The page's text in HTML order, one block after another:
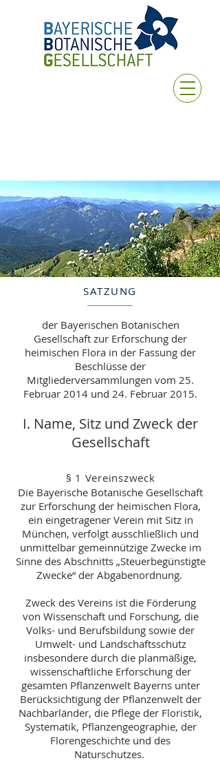
SATZUNG
der Bayerischen Botanischen
Gesellschaft zur Erforschung der
heimischen Flora in der Fassung der
Beschlüsse der
Mitgliederversammlungen vom 25.
Februar 2014 und 24. Februar 2015.
I. Name, Sitz und Zweck der
Gesellschaft
§ 1 Vereinszweck
Die Bayerische Botanische Gesellschaft
zur Erforschung der heimischen Flora,
ein eingetragener Verein mit Sitz in
München, verfolgt ausschließlich und
unmittelbar gemeinnützige Zwecke im
Sinne des Abschnitts „Steuerbegünstigte
Zwecke“ der Abgabenordnung.
Zweck des Vereins ist die Förderung
von Wissenschaft und Forschung, die
Volks- und Berufsbildung sowie der
Umwelt- und Landschaftsschutz
insbesondere durch die planmäßige,
wissenschaftliche Erforschung der
gesamten Pflanzenwelt Bayerns unter
Berücksichtigung der Pflanzenwelt der
Nachbarländer, die Pflege der Floristik,
Systematik, Pflanzengeographie, der
Florengeschichte und des
Naturschutzes.